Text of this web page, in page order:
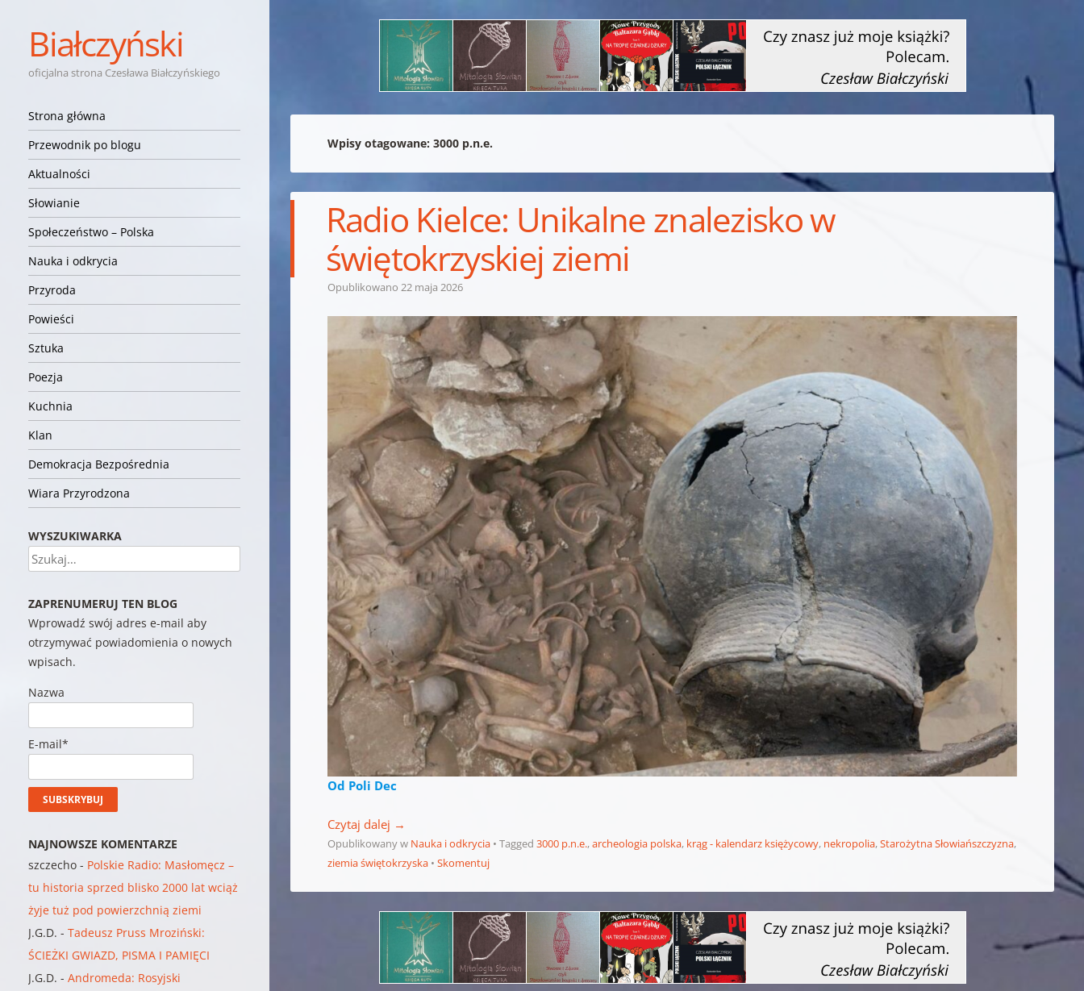
Białczyński
oficjalna strona Czesława Białczyńskiego
Nawigacja
Przejdź do treści
Strona główna
Przewodnik po blogu
Aktualności
Słowianie
Społeczeństwo – Polska
Nauka i odkrycia
Przyroda
Powieści
Sztuka
Poezja
Kuchnia
Klan
Demokracja Bezpośrednia
Wiara Przyrodzona
Wpisy otagowane:3000 p.n.e.
Radio Kielce: Unikalne znalezisko w
świętokrzyskiej ziemi
Opublikowano22 maja 2026
Od Poli Dec
Czytaj dalej →
Opublikowany w Nauka i odkrycia Tagged3000 p.n.e.,archeologia polska, krąg - kalendarz księżycowy, nekropolia,Starożytna Słowiańszczyzna,
ziemia świętokrzyska
Skomentuj
WYSZUKIWARKA
Szukaj
ZAPRENUMERUJ TEN BLOG
Wprowadź swój adres e-mail aby
otrzymywać powiadomienia o nowych
wpisach.
Nazwa
E-mail*
NAJNOWSZE KOMENTARZE
szczecho - Polskie Radio: Masłomęcz –
tu historia sprzed blisko 2000 lat wciąż
żyje tuż pod powierzchnią ziemi
J.G.D. -Tadeusz Pruss Mroziński:
ŚCIEŻKI GWIAZD, PISMA I PAMIĘCI
J.G.D. -Andromeda: Rosyjski